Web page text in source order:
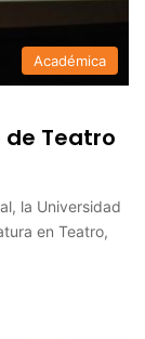
Académica
de Teatro
la Universidad
en Teatro,